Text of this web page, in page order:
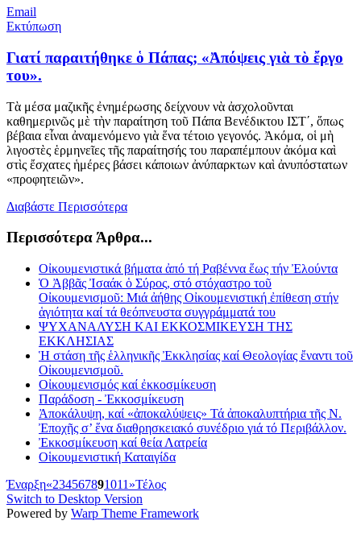
Email
Εκτύπωση
Γιατί παραιτήθηκε ὁ Πάπας; «Ἀπόψεις γιὰ τὸ ἔργο
του».
Τὰ μέσα μαζικῆς ἐνημέρωσης δείχνουν νὰ ἀσχολοῦνται
καθημερινῶς μὲ τὴν παραίτηση τοῦ Πάπα Βενέδικτου ΙΣΤ΄, ὅπως
βέβαια εἶναι ἀναμενόμενο γιὰ ἕνα τέτοιο γεγονός. Ἀκόμα, οἱ μὴ
λιγοστὲς ἑρμηνεῖες τῆς παραίτησής του παραπέμπουν ἀκόμα καὶ
στὶς ἔσχατες ἡμέρες βάσει κάποιων ἀνύπαρκτων καὶ ἀνυπόστατων
«προφητειῶν».
Διαβάστε Περισσότερα
Περισσότερα Άρθρα...
Οἰκουμενιστικά βήματα ἀπό τή Ραβέννα ἕως τήν Ἐλούντα
Ὁ Ἀββᾶς Ἰσαάκ ὁ Σύρος, στό στόχαστρο τοῦ
Οἰκουμενισμοῦ: Μιά ἀήθης Οἰκουμενιστική ἐπίθεση στήν
ἁγιότητα καί τά θεόπνευστα συγγράμματά του
ΨΥΧΑΝΑΛΥΣΗ ΚΑΙ ΕΚΚΟΣΜΙΚΕΥΣΗ ΤΗΣ
ΕΚΚΛΗΣΙΑΣ
Ἡ στάση τῆς ἑλληνικῆς Ἐκκλησίας καί Θεολογίας ἔναντι τοῦ
Οἰκουμενισμοῦ.
Οἰκουμενισμός καί ἐκκοσμίκευση
Παράδοση - Ἐκκοσμίκευση
Ἀποκάλυψη, καί «ἀποκαλύψεις» Τά ἀποκαλυπτήρια τῆς Ν.
Ἐποχῆς σ’ ἕνα διαθρησκειακό συνέδριο γιά τό Περιβάλλον.
Ἐκκοσμίκευση καί θεία Λατρεία
Οἱκουμενιστική Καταιγίδα
Έναρξη«234567891011 »Τέλος
Switch to Desktop Version
Powered by Warp Theme Framework